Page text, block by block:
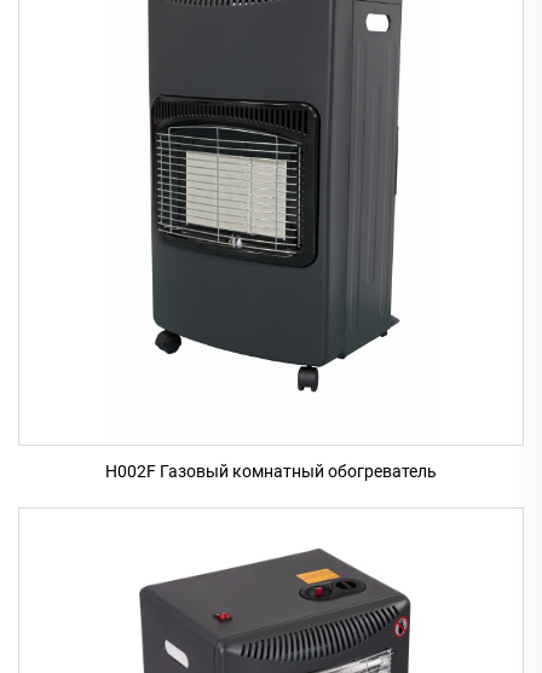
H002F Газовый комнатный обогреватель